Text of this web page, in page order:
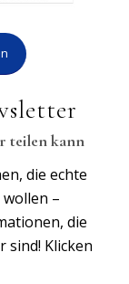
teilen kann
die echte
–
die
sind! Klicken